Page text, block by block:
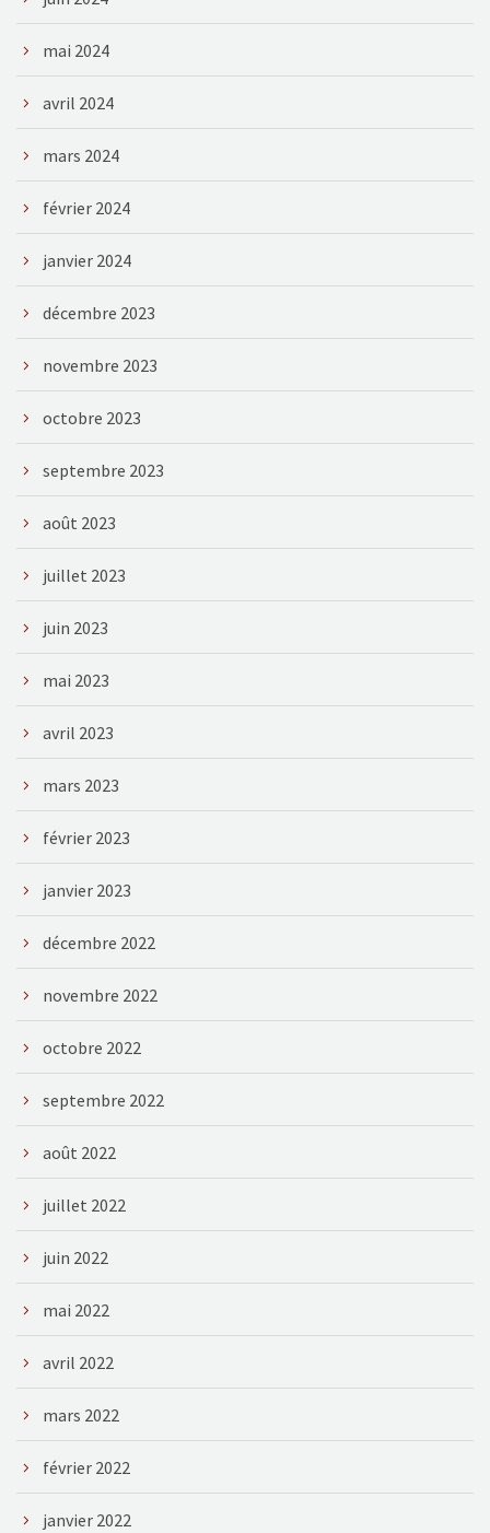
mai 2024
avril 2024
mars 2024
février 2024
janvier 2024
décembre 2023
novembre 2023
octobre 2023
septembre 2023
août 2023
juillet 2023
juin 2023
mai 2023
avril 2023
mars 2023
février 2023
janvier 2023
décembre 2022
novembre 2022
octobre 2022
septembre 2022
août 2022
juillet 2022
juin 2022
mai 2022
avril 2022
mars 2022
février 2022
janvier 2022